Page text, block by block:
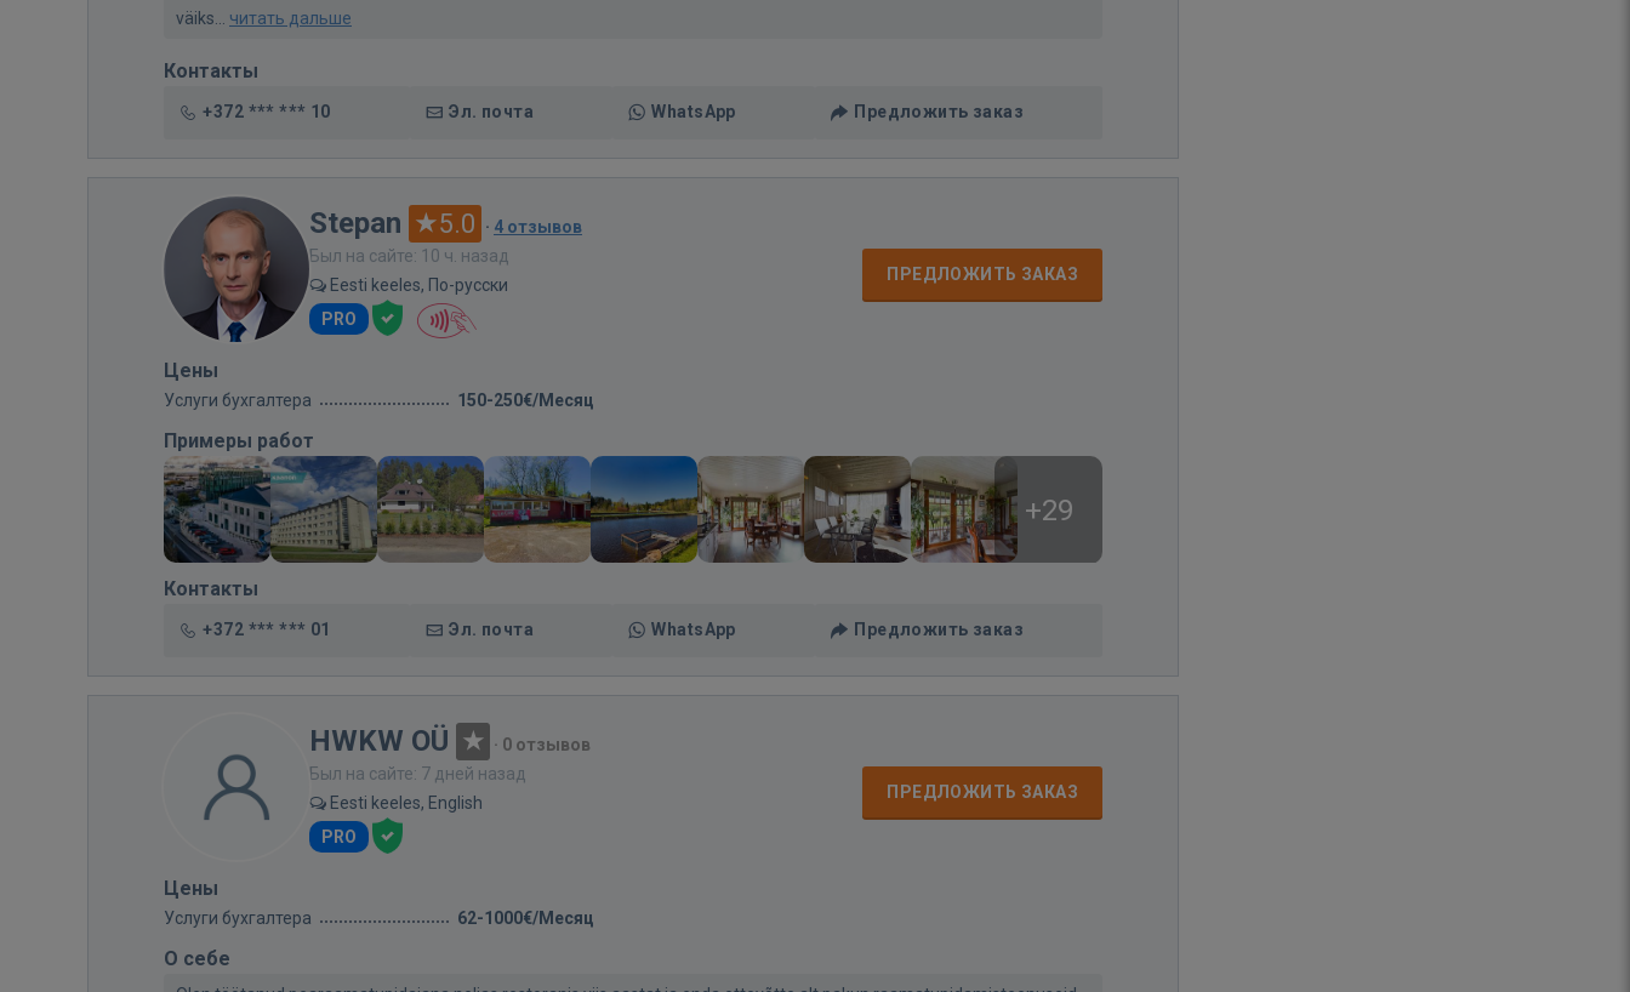
väiks... читать дальше
Контакты
+372 *** *** 10 Эл. почта WhatsApp Предложить заказ
Stepan 5.0 · 4 отзывов
Был на сайте: 10 ч. назад
Eesti keeles, По-русски
PRO
ПРЕДЛОЖИТЬ ЗАКАЗ
Цены
Услуги бухгалтера 150-250€/Месяц
Примеры работ
+29
Контакты
+372 *** *** 01 Эл. почта WhatsApp Предложить заказ
HWKW OÜ · 0 отзывов
Был на сайте: 7 дней назад
Eesti keeles, English
PRO
ПРЕДЛОЖИТЬ ЗАКАЗ
Цены
Услуги бухгалтера 62-1000€/Месяц
О себе